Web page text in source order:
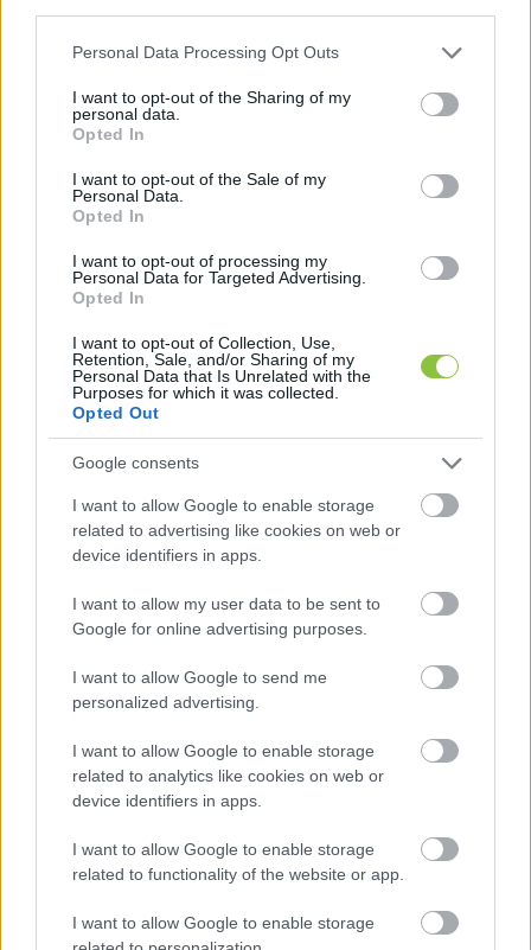
Please note that this website/app uses one or more Google
not limited to your visit or usage behaviour. You may click to
grant or deny consent to Google and its third-party tags to
use your data for below specified purposes in below Google
consent section.
Personal Data Processing Opt Outs
I want to opt-out of the Sharing of my
personal data.
Opted In
I want to opt-out of the Sale of my
Personal Data.
Opted In
I want to opt-out of processing my
Personal Data for Targeted Advertising.
Opted In
I want to opt-out of Collection, Use,
Retention, Sale, and/or Sharing of my
Personal Data that Is Unrelated with the
Purposes for which it was collected.
Opted Out
Google consents
I want to allow Google to enable storage
related to advertising like cookies on web or
device identifiers in apps.
I want to allow my user data to be sent to
Google for online advertising purposes.
I want to allow Google to send me
personalized advertising.
I want to allow Google to enable storage
related to analytics like cookies on web or
device identifiers in apps.
I want to allow Google to enable storage
related to functionality of the website or app.
I want to allow Google to enable storage
Gulyás szerint a szolidaritási
adóval kapcsolatban csak
Karácsony „sipítozik”
miniszterelnökséget vezető miniszter úgy fogalmazott,
hogy le van zárva a vita a szolidaritási hozzájárulásról
Lapszemle 2026. 02. 05.